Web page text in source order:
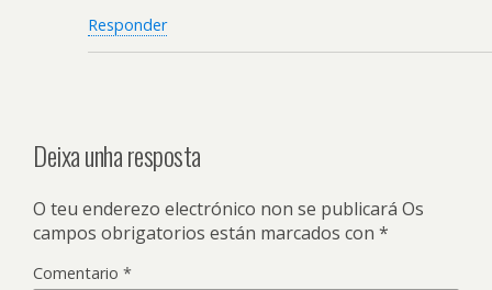
Responder
Deixa unha resposta
O teu enderezo electrónico non se publicará Os
campos obrigatorios están marcados con *
Comentario *